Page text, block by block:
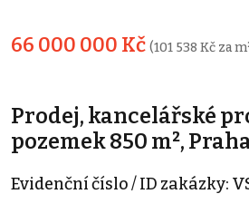
66 000 000 Kč (101 538 Kč za
Prodej, kancelářské
pozemek 850 m²,
Evidenční číslo / ID zakázky: